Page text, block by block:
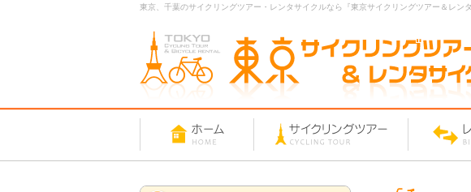
東京、千葉のサイクリングツアー・レンタサイクルなら『東京サイクリングツアー＆レ